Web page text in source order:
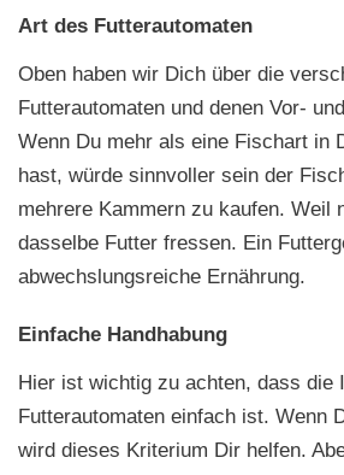
Art des Futterautomaten
Oben haben wir Dich über die
Futterautomaten und denen Vor-
Wenn Du mehr als eine Fischart in
hast, würde sinnvoller sein der
mehrere Kammern zu kaufen. Weil
dasselbe Futter fressen. Ein
abwechslungsreiche Ernährung.
Einfache Handhabung
Hier ist wichtig zu achten, dass die
Futterautomaten einfach ist. Wenn
wird dieses Kriterium Dir helfen.